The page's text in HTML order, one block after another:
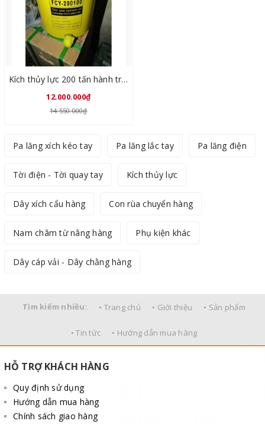
Kích thủy lực 200 tấn hành trình 100mm FCY-200100
12.000.000₫
14.550.000₫
Pa lăng xích kéo tay Pa lăng lắc tay Pa lăng điện
Tời điện - Tời quay tay Kích thủy lực
Dây xích cẩu hàng Con rùa chuyển hàng
Nam châm từ nâng hàng Phụ kiện khác
Dây cáp vải - Dây chằng hàng
Tìm kiếm nhiều: • Trang chủ • Giới thiệu • Sản phẩm
• Tin tức • Hướng dẫn mua hàng
HỖ TRỢ KHÁCH HÀNG
Quy định sử dụng
Hướng dẫn mua hàng
Chính sách giao hàng